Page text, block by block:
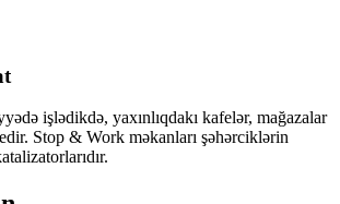
işlədikdə, yaxınlıqdakı kafelər, mağazalar
Stop & Work məkanları şəhərciklərin